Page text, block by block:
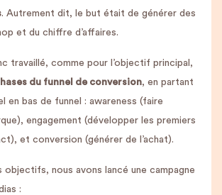
. Autrement dit, le but était de générer des
et du chiffre d’affaires.
travaillé, comme pour l’objectif principal,
du funnel de conversion, en partant
en bas de funnel : awareness (faire
engagement (développer les premiers
et conversion (générer de l’achat).
objectifs, nous avons lancé une campagne
: